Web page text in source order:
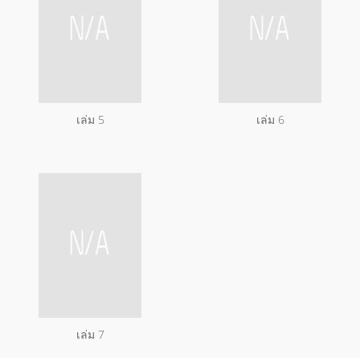
เล่ม 5 เล่ม 6
เล่ม 7